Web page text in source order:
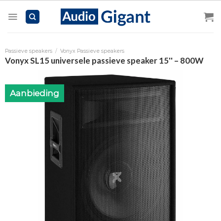
Passieve speakers / Vonyx Passieve speakers
Vonyx SL15 universele passieve speaker 15'' – 800W
Aanbieding